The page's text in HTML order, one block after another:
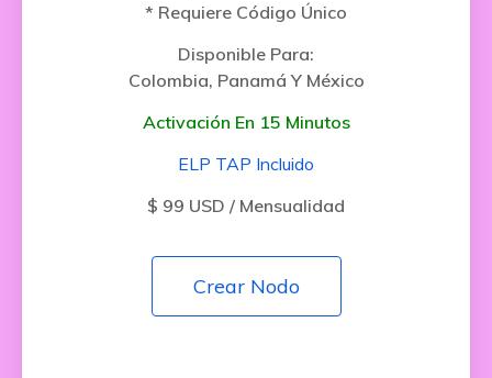
* Requiere Código Único
Disponible Para:
Colombia, Panamá Y México
Activación En 15 Minutos
ELP TAP Incluido
$ 99 USD / Mensualidad
Crear Nodo